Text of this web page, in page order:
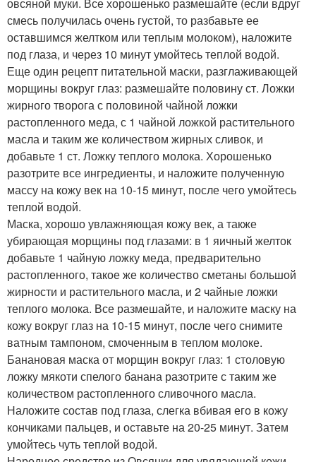
смесь получилась очень густой, то разбавьте ее
оставшимся желтком или теплым молоком), наложите
под глаза, и через 10 минут умойтесь теплой водой.
Еще один рецепт питательной маски, разглаживающей
морщины вокруг глаз: размешайте половину ст. Ложки
жирного творога с половиной чайной ложки
растопленного меда, с 1 чайной ложкой растительного
масла и таким же количеством жирных сливок, и
добавьте 1 ст. Ложку теплого молока. Хорошенько
разотрите все ингредиенты, и наложите полученную
массу на кожу век на 10-15 минут, после чего умойтесь
теплой водой.
Маска, хорошо увлажняющая кожу век, а также
убирающая морщины под глазами: в 1 яичный желток
добавьте 1 чайную ложку меда, предварительно
растопленного, такое же количество сметаны большой
жирности и растительного масла, и 2 чайные ложки
теплого молока. Все размешайте, и наложите маску на
кожу вокруг глаз на 10-15 минут, после чего снимите
ватным тампоном, смоченным в теплом молоке.
Банановая маска от морщин вокруг глаз: 1 столовую
ложку мякоти спелого банана разотрите с таким же
количеством растопленного сливочного масла.
Наложите состав под глаза, слегка вбивая его в кожу
кончиками пальцев, и оставьте на 20-25 минут. Затем
умойтесь чуть теплой водой.